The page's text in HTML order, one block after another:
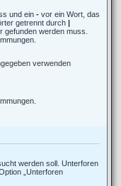
und ein - vor ein Wort, das
getrennt durch |
gefunden werden muss.
verwenden
werden soll. Unterforen
„Unterforen